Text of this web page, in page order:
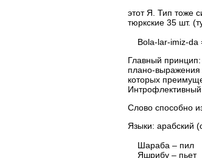
этот Я. Тип тоже
тюркские 35 шт.
Bola-lar-imiz-da
Главный
плано-
которых
Интрофлективный
Слово способно
Языки: арабский
Шараба – пил
Яшрибу – пьет